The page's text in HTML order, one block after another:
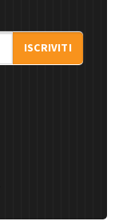
ISCRIVITI